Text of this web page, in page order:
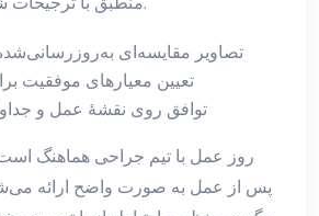
تصاویر مقایسه‌ای
تعیین معیارهای موفقیت
توافق روی نقشهٔ عمل و
روز عمل با تیم جراحی هماهنگ
پس از عمل به صورت واضح ارائه